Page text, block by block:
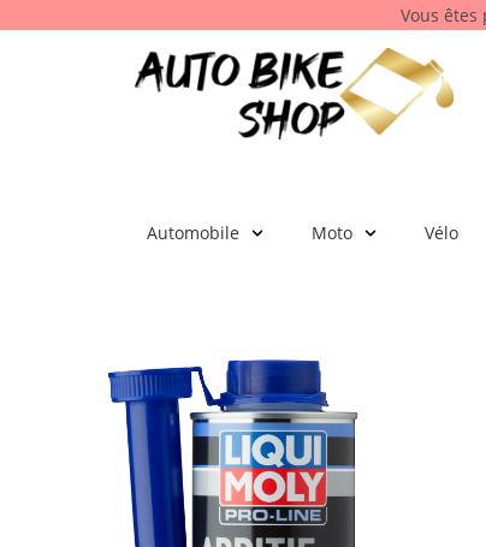
Vous êtes
Automobile Moto Vélo